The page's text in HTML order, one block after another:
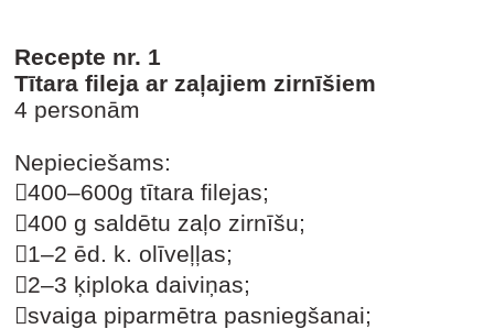
Recepte nr. 1
Tītara fileja ar zaļajiem zirnīšiem
4 personām
Nepieciešams:
400–600g tītara filejas;
400 g saldētu zaļo zirnīšu;
1–2 ēd. k. olīveļļas;
2–3 ķiploka daiviņas;
svaiga piparmētra pasniegšanai;